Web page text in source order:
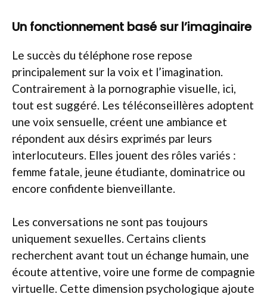
Un fonctionnement basé sur l’imaginaire
Le succès du téléphone rose repose
principalement sur la voix et l’imagination.
Contrairement à la pornographie visuelle, ici,
tout est suggéré. Les téléconseillères adoptent
une voix sensuelle, créent une ambiance et
répondent aux désirs exprimés par leurs
interlocuteurs. Elles jouent des rôles variés :
femme fatale, jeune étudiante, dominatrice ou
encore confidente bienveillante.
Les conversations ne sont pas toujours
uniquement sexuelles. Certains clients
recherchent avant tout un échange humain, une
écoute attentive, voire une forme de compagnie
virtuelle. Cette dimension psychologique ajoute